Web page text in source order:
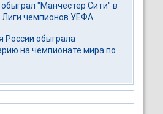
"Манчестер Сити" в
чемпионов УЕФА
России обыграла
на чемпионате мира по